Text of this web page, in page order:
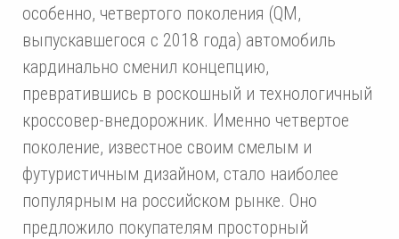
особенно, четвертого поколения (QM,
выпускавшегося с 2018 года) автомобиль
кардинально сменил концепцию,
превратившись в роскошный и технологичный
кроссовер-внедорожник. Именно четвертое
поколение, известное своим смелым и
футуристичным дизайном, стало наиболее
популярным на российском рынке. Оно
предложило покупателям просторный